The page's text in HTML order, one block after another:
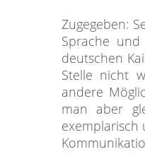
Zugegeben:
Sprache
deutschen
Stelle nicht
andere
man aber
exemplarisch